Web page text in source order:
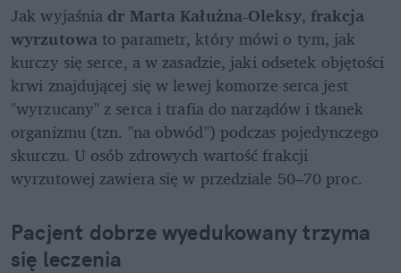
Jak wyjaśnia dr Marta Kałużna-Oleksy, frakcja
wyrzutowa to parametr, który mówi o tym, jak
kurczy się serce, a w zasadzie, jaki odsetek objętości
krwi znajdującej się w lewej komorze serca jest
"wyrzucany" z serca i trafia do narządów i tkanek
organizmu (tzn. "na obwód") podczas pojedynczego
skurczu. U osób zdrowych wartość frakcji
wyrzutowej zawiera się w przedziale 50–70 proc.
Pacjent dobrze wyedukowany trzyma
się leczenia